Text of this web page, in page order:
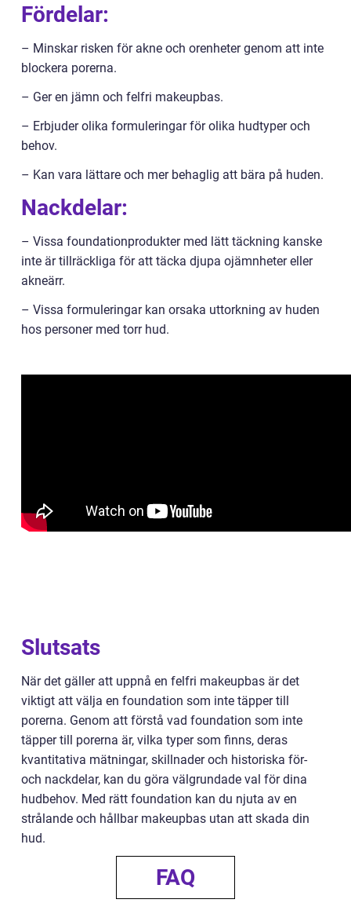
Fördelar:
– Minskar risken för akne och orenheter genom att inte
blockera porerna.
– Ger en jämn och felfri makeupbas.
– Erbjuder olika formuleringar för olika hudtyper och
behov.
– Kan vara lättare och mer behaglig att bära på huden.
Nackdelar:
– Vissa foundationprodukter med lätt täckning kanske
inte är tillräckliga för att täcka djupa ojämnheter eller
akneärr.
– Vissa formuleringar kan orsaka uttorkning av huden
hos personer med torr hud.
Slutsats
När det gäller att uppnå en felfri makeupbas är det
viktigt att välja en foundation som inte täpper till
porerna. Genom att förstå vad foundation som inte
täpper till porerna är, vilka typer som finns, deras
kvantitativa mätningar, skillnader och historiska för-
och nackdelar, kan du göra välgrundade val för dina
hudbehov. Med rätt foundation kan du njuta av en
strålande och hållbar makeupbas utan att skada din
hud.
FAQ